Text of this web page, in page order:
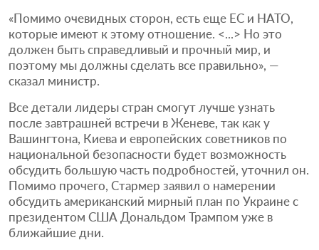
«Помимо очевидных сторон, есть еще ЕС и НАТО,
которые имеют к этому отношение. <...> Но это
должен быть справедливый и прочный мир, и
поэтому мы должны сделать все правильно», —
сказал министр.
Все детали лидеры стран смогут лучше узнать
после завтрашней встречи в Женеве, так как у
Вашингтона, Киева и европейских советников по
национальной безопасности будет возможность
обсудить большую часть подробностей, уточнил он.
Помимо прочего, Стармер заявил о намерении
обсудить американский мирный план по Украине с
президентом США Дональдом Трампом уже в
ближайшие дни.